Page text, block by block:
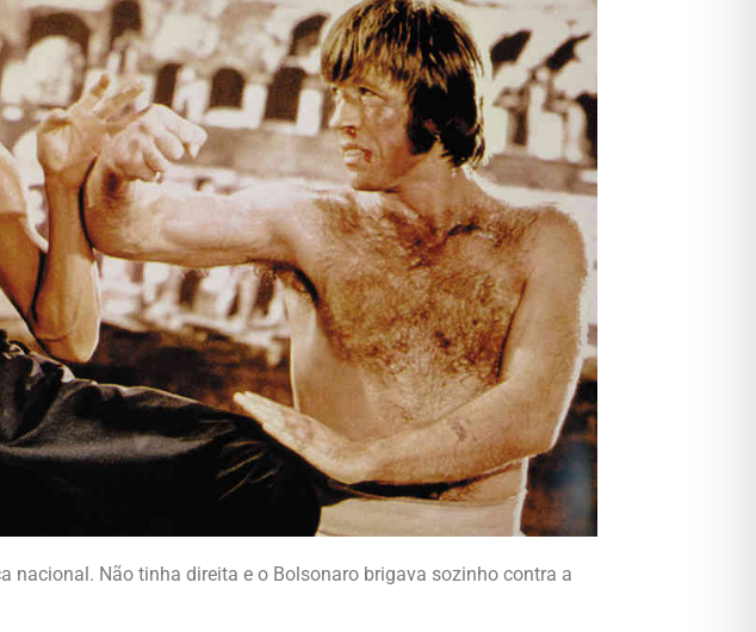
nacional. Não tinha direita e o Bolsonaro brigava sozinho contra a